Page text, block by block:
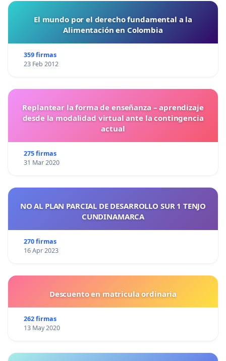
El mundo por el derecho fundamental a la
Alimentación en Colombia
359 firmas
23 Feb 2012
Replantear la forma de enseñanza – aprendizaje
desde la modalidad virtual ante la contingencia
actual
275 firmas
31 Mar 2020
NO AL PLAN PARCIAL DE DESARROLLO SUR 1 TENJO
CUNDINAMARCA
270 firmas
16 Apr 2023
Descuento en matricula ordinaria
262 firmas
13 May 2020